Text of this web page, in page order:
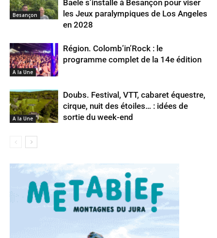
Besançon
Baele s’installe à Besançon pour viser
les Jeux paralympiques de Los Angeles
en 2028
A la Une
Région. Colomb’in’Rock : le
programme complet de la 14e édition
A la Une
Doubs. Festival, VTT, cabaret équestre,
cirque, nuit des étoiles… : idées de
sortie du week-end